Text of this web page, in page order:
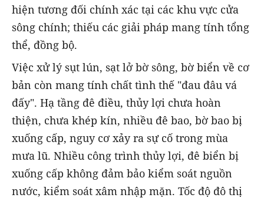
hiện tương đối chính xác tại các khu vực cửa
sông chính; thiếu các giải pháp mang tính tổng
thể, đồng bộ.
Việc xử lý sụt lún, sạt lở bờ sông, bờ biển về cơ
bản còn mang tính chất tình thế "đau đâu vá
đấy". Hạ tầng đê điều, thủy lợi chưa hoàn
thiện, chưa khép kín, nhiều đê bao, bờ bao bị
xuống cấp, nguy cơ xảy ra sự cố trong mùa
mưa lũ. Nhiều công trình thủy lợi, đê biển bị
xuống cấp không đảm bảo kiểm soát nguồn
nước, kiểm soát xâm nhập mặn. Tốc độ đô thị